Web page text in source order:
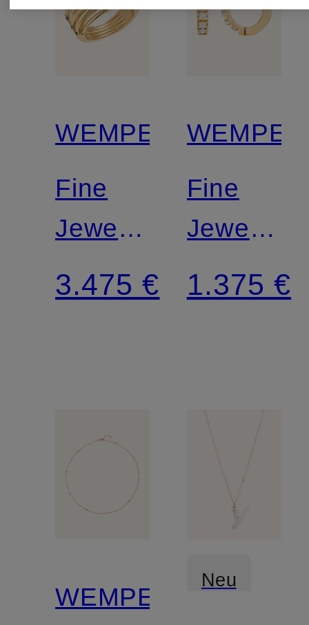
WEMPE
Fine
Jewelry
Ring
TWIST
3.475 €
WEMPE
Fine
Jewelry
Creole
1.375 €
WEMPE
Neu